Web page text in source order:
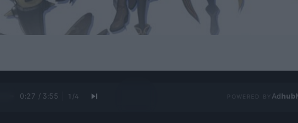
0:28 / 3:55 1 /4 Ad hub